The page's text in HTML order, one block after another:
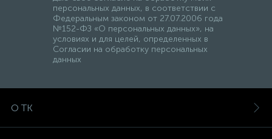
персональных данных, в соответствии с
Федеральным законом от 27.07.2006 года
№152-ФЗ «О персональных данных», на
условиях и для целей, определенных в
Согласии на обработку персональных
данных
О ТК